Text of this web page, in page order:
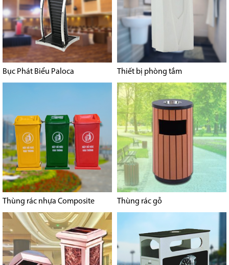
Bục Phát Biểu Paloca Thiết bị phòng tắm
Thùng rác nhựa Composite Thùng rác gỗ